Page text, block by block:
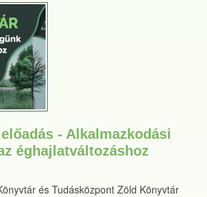
- Alkalmazkodási
éghajlatváltozáshoz
és Tudásközpont Zöld Könyvtár